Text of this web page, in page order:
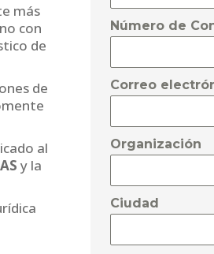
más
con
de
de
al
y la
Número de
Correo
Organización
Ciudad